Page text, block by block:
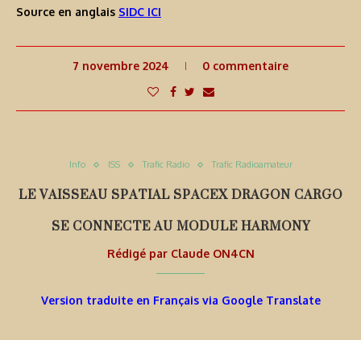
Source en anglais SIDC ICI
7 novembre 2024 0 commentaire
Info ISS Trafic Radio Trafic Radioamateur
LE VAISSEAU SPATIAL SPACEX DRAGON CARGO
SE CONNECTE AU MODULE HARMONY
Rédigé par Claude ON4CN
Version traduite en Français via Google Translate